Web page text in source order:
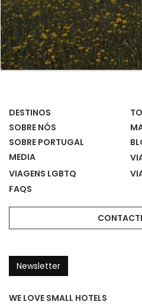
DESTINOS
SOBRE NÓS
SOBRE PORTUGAL
MEDIA
VIAGENS LGBTQ
FAQS
Newsletter
WE LOVE SMALL HOTELS